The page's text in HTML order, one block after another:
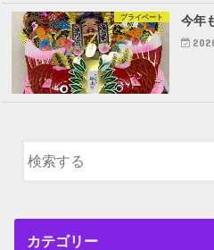
プライベート 今年
カテゴリー